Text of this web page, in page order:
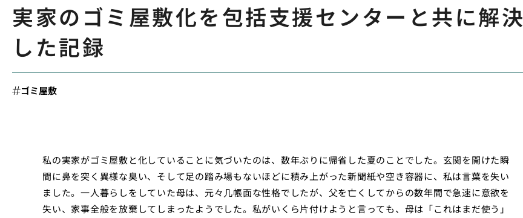
実家のゴミ屋敷化を包括支援センターと共に解決
した記録
ゴミ屋敷
私の実家がゴミ屋敷と化していることに気づいたのは、数年ぶりに帰省した夏のことでした。玄関を開けた瞬
間に鼻を突く異様な臭い、そして足の踏み場もないほどに積み上がった新聞紙や空き容器に、私は言葉を失い
ました。一人暮らしをしていた母は、元々几帳面な性格でしたが、父を亡くしてからの数年間で急速に意欲を
失い、家事全般を放棄してしまったようでした。私がいくら片付けようと言っても、母は「これはまだ使う」